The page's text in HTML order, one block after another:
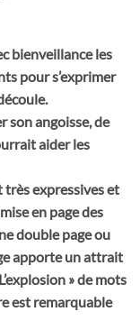
bienveillance les
pour s’exprimer
son angoisse, de
aider les
expressives et
en page des
double page ou
apporte un attrait
» de mots
est remarquable